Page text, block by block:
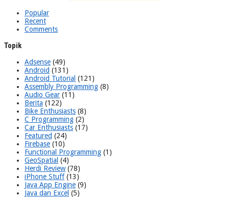
Popular
Recent
Comments
Topik
Adsense (49)
Android (131)
Android Tutorial (121)
Assembly Programming (8)
Audio Gear (11)
Berita (122)
Bike Enthusiasts (8)
C Programming (2)
Car Enthusiasts (17)
Featured (24)
Firebase (10)
Functional Programming (1)
GeoSpatial (4)
Herdi Review(78)
iPhone Stuff(13)
Java App Engine (9)
Java dan Excel (5)